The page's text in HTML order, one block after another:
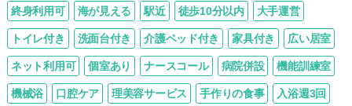
終身利用可 海が見える 駅近 徒歩10分以内 大手運営
トイレ付き 洗面台付き 介護ベッド付き 家具付き 広い居室
ネット利用可 個室あり ナースコール 病院併設 機能訓練室
機械浴 口腔ケア 理美容サービス 手作りの食事 入浴週3回